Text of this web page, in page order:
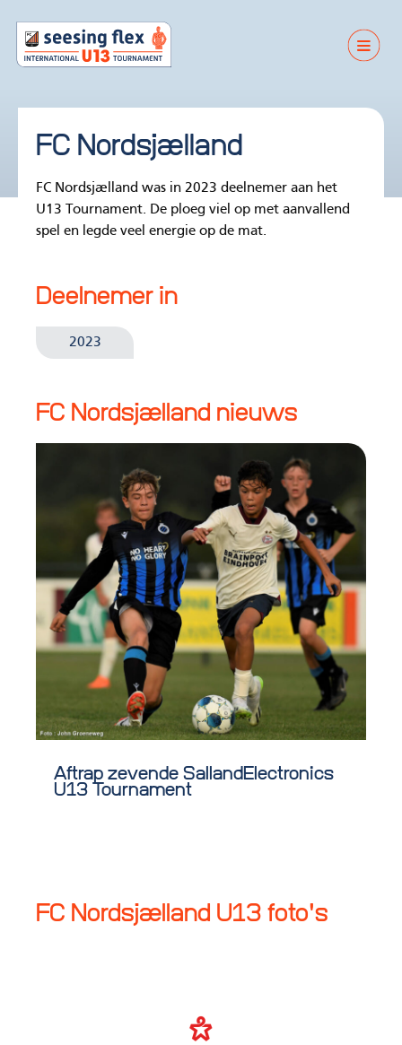
FC Nordsjælland
FC Nordsjælland was in 2023 deelnemer aan het
U13 Tournament. De ploeg viel op met aanvallend
spel en legde veel energie op de mat.
Deelnemer in
2023
FC Nordsjælland nieuws
Aftrap zevende SallandElectronics
U13 Tournament
FC Nordsjælland U13 foto's